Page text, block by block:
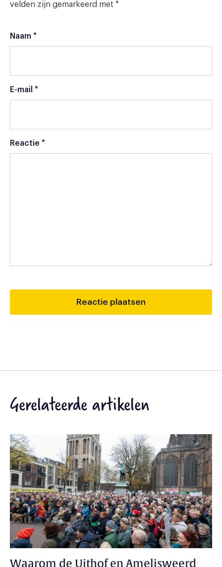
velden zijn gemarkeerd met *
Naam *
E-mail *
Reactie *
Gerelateerde artikelen
Waarom de Uithof en Amelisweerd